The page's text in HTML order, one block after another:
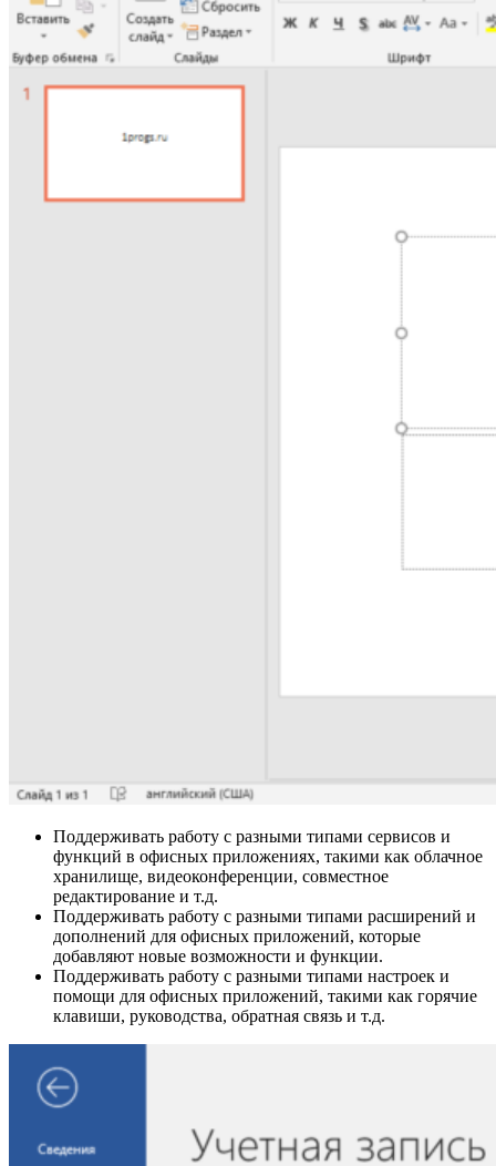
Поддерживать работу с разными типами сервисов и
функций в офисных приложениях, такими как облачное
хранилище, видеоконференции, совместное
редактирование и т.д.
Поддерживать работу с разными типами расширений и
дополнений для офисных приложений, которые
добавляют новые возможности и функции.
Поддерживать работу с разными типами настроек и
помощи для офисных приложений, такими как горячие
клавиши, руководства, обратная связь и т.д.